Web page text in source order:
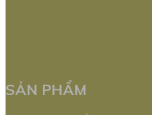
SẢN PHẨM